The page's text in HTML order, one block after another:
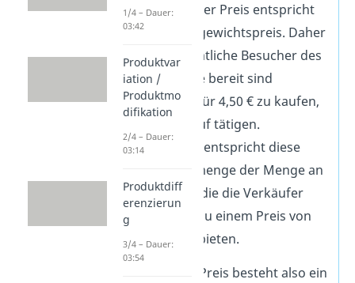
Kilo an. Dieser Preis entspricht
dem Gleichgewichtspreis. Daher
können sämtliche Besucher des
Marktes, die bereit sind
Erdbeeren für 4,50 € zu kaufen,
ihren Einkauf tätigen.
Gleichzeitig entspricht diese
Nachfragemenge der Menge an
Erdbeeren, die die Verkäufer
bereit sind zu einem Preis von
4,50 € anzubieten.
Bei diesem Preis besteht also ein
1/4 – Dauer:
03:42
Produktvar
iation /
Produktmo
difikation
2/4 – Dauer:
03:14
Produktdiff
erenzierun
g
3/4 – Dauer:
03:54